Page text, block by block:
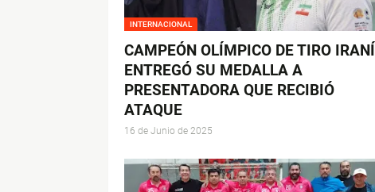
INTERNACIONAL
CAMPEÓN OLÍMPICO DE TIRO IRANÍ
ENTREGÓ SU MEDALLA A
PRESENTADORA QUE RECIBIÓ
ATAQUE
16 de Junio de 2025